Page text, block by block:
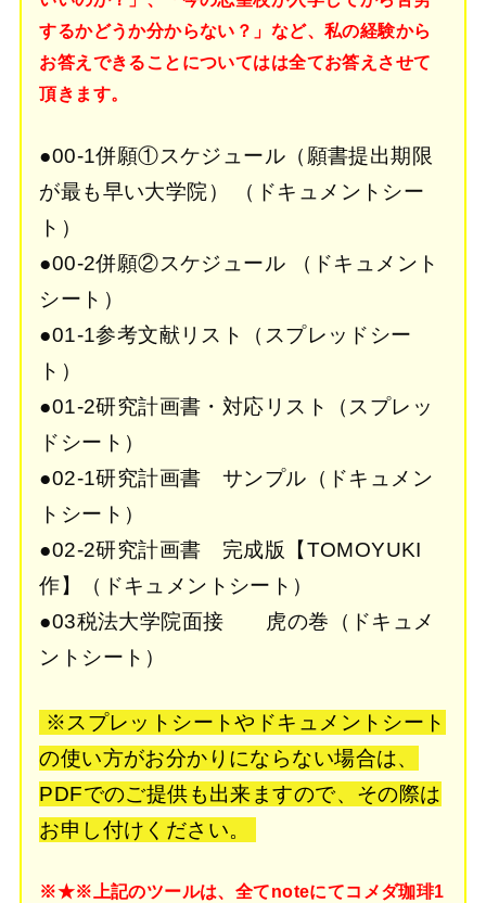
するかどうか分からない？」など、私の経験から
お答えできることについてはは全てお答えさせて
頂きます。
●00‐1併願①スケジュール（願書提出期限
が最も早い大学院） （ドキュメントシー
ト）
●00‐2併願②スケジュール （ドキュメント
シート）
●01-1参考文献リスト（スプレッドシー
ト）
●01-2研究計画書・対応リスト（スプレッ
ドシート）
●02-1研究計画書 サンプル（ドキュメン
トシート）
●02-2研究計画書 完成版【TOMOYUKI
作】（ドキュメントシート）
●03税法大学院面接 虎の巻（ドキュメ
ントシート）
※スプレットシートやドキュメントシート
の使い方がお分かりにならない場合は、
PDFでのご提供も出来ますので、その際は
お申し付けください。
※★※上記のツールは、全てnoteにてコメダ珈琲1